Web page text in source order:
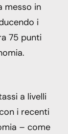
messo in
i
75 punti
a livelli
i recenti
– come